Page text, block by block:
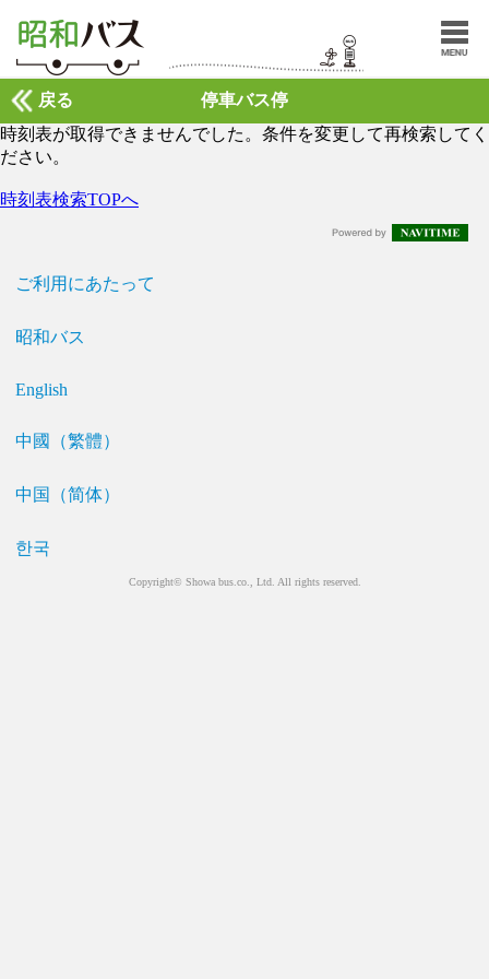
停車バス停
戻る
時刻表が取得できませんでした。条件を変更して再検索してく
ださい。
時刻表検索TOPへ
ご利用にあたって
昭和バス
English
中國（繁體）
中国（简体）
한국
Copyright© Showa bus.co., Ltd. All rights reserved.